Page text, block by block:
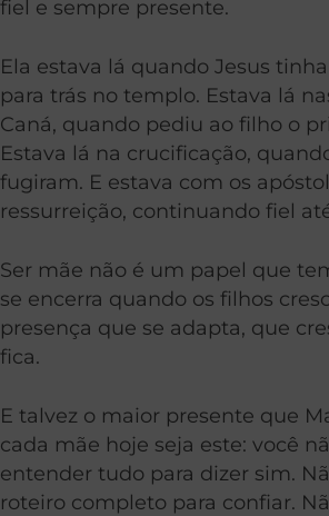
fiel e sempre presente.
Ela estava lá quando Jesus
para trás no templo. Estava lá
Caná, quando pediu ao filho o
Estava lá na crucificação,
fugiram. E estava com os
ressurreição, continuando fiel
Ser mãe não é um papel que
se encerra quando os filhos
presença que se adapta, que
fica.
E talvez o maior presente que
cada mãe hoje seja este: você
entender tudo para dizer sim.
roteiro completo para confiar.